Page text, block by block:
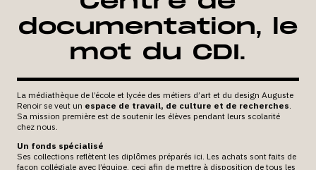
documentation, le
mot du CDI.
La médiathèque de l’école et lycée des métiers d’art et du design Auguste
Renoir se veut un espace de travail, de culture et de recherches
Sa mission première est de soutenir les élèves pendant leurs scolarité
chez nous.
Un fonds spécialisé
Ses collections reflètent les diplômes préparés ici. Les achats sont faits de
façon collégiale avec l’équipe, ceci afin de mettre à disposition de tous les